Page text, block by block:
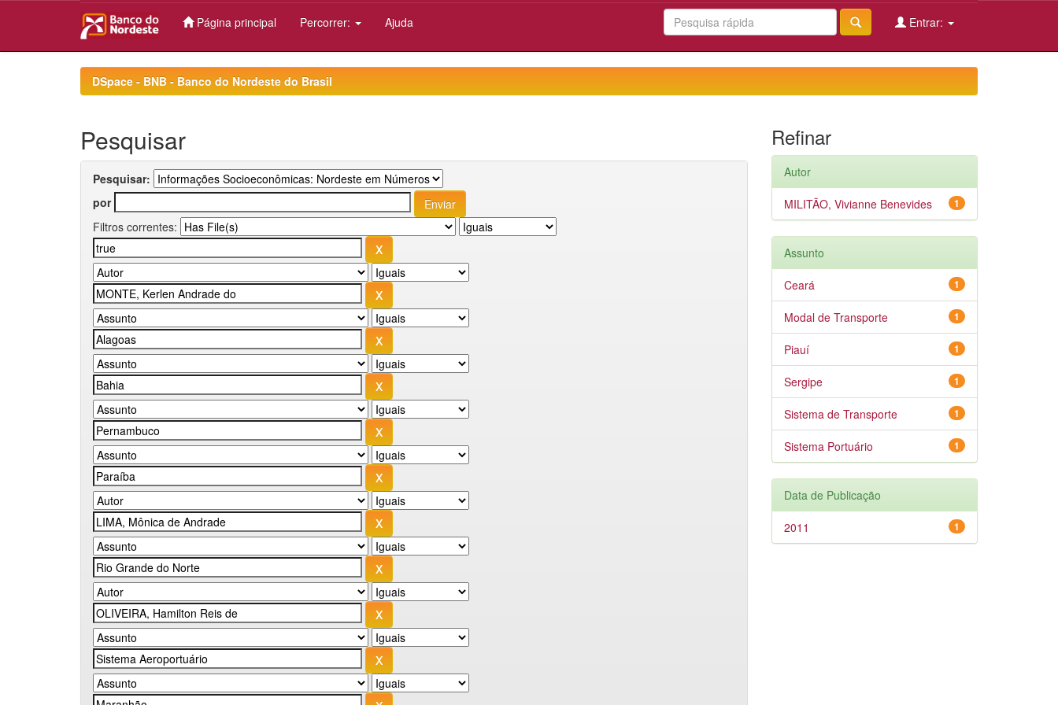
Página principal Percorrer: Ajuda Entrar:
DSpace - BNB - Banco do Nordeste do Brasil
Pesquisar
Pesquisar:
por
Filtros correntes:
Refinar
Autor
1
MILITÃO, Vivianne Benevides
Assunto
1
Ceará
1
Modal de Transporte
1
Piauí
1
Sergipe
1
Sistema de Transporte
1
Sistema Portuário
Data de Publicação
1
2011